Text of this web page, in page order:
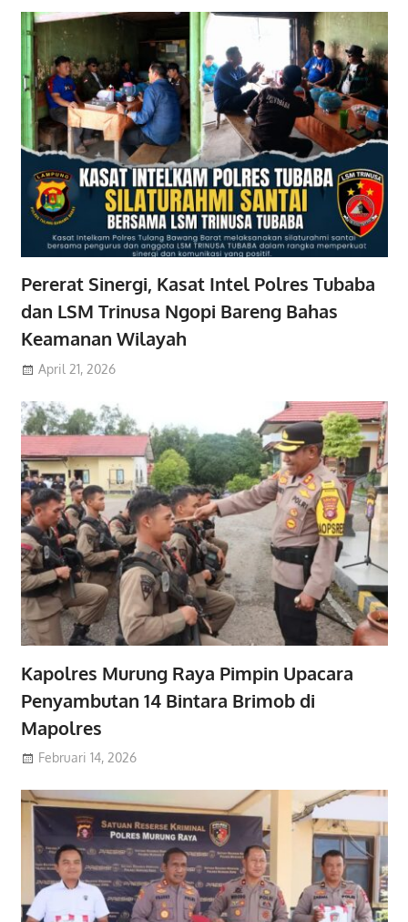
Pererat Sinergi, Kasat Intel Polres Tubaba
dan LSM Trinusa Ngopi Bareng Bahas
Keamanan Wilayah
April 21, 2026
Kapolres Murung Raya Pimpin Upacara
Penyambutan 14 Bintara Brimob di
Mapolres
Februari 14, 2026